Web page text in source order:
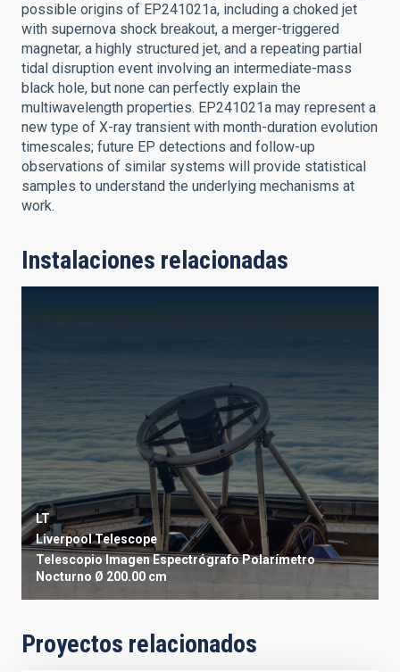
possible origins of EP241021a, including a choked jet
with supernova shock breakout, a merger-triggered
magnetar, a highly structured jet, and a repeating partial
tidal disruption event involving an intermediate-mass
black hole, but none can perfectly explain the
multiwavelength properties. EP241021a may represent a
new type of X-ray transient with month-duration evolution
timescales; future EP detections and follow-up
observations of similar systems will provide statistical
samples to understand the underlying mechanisms at
work.
Instalaciones relacionadas
LT
Liverpool Telescope
TelescopioImagenEspectrógrafoPolarímetro
Nocturno Ø 200.00 cm
Proyectos relacionados